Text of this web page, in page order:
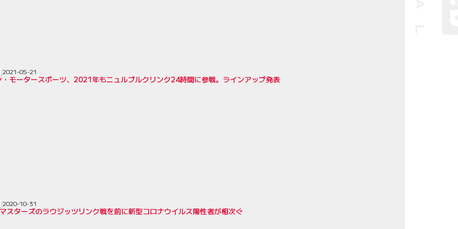
・モータースポーツ、2021年もニュルブルクリンク24時間に参戦。ラインアップ発表
2021-05-21
スターズのラウジッツリンク戦を前に新型コロナウイルス陽性者が相次ぐ
2020-10-31